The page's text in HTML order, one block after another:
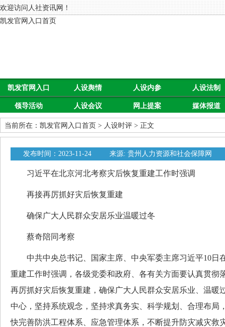
欢迎访问人社资讯网！
凯发官网入口首页
凯发官网入口
首页
人设舆情 人设内参 人设法制
领导活动 人设会议 网上提案 媒体报道
当前所在： 凯发官网入口首页 > 人设时评 > 正文
发布时间：2023-11-24 来源: 贵州人力资源和社会保障网
习近平在北京河北考察灾后恢复重建工作时强调
再接再厉抓好灾后恢复重建
确保广大人民群众安居乐业温暖过冬
蔡奇陪同考察
中共中央总书记、国家主席、中央军委主席习近平10日
重建工作时强调，各级党委和政府、各有关方面要认真贯彻
再厉抓好灾后恢复重建，确保广大人民群众安居乐业、温暖
中心，坚持系统观念，坚持求真务实、科学规划、合理布局
快完善防洪工程体系、应急管理体系，不断提升防灾减灾救